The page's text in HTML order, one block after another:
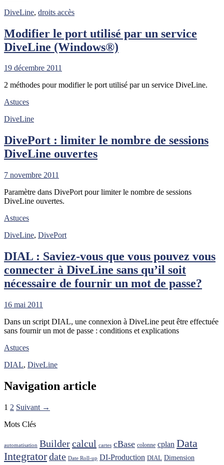
DiveLine, droits accès
Modifier le port utilisé par un service
DiveLine (Windows®)
19 décembre 2011
2 méthodes pour modifier le port utilisé par un service DiveLine.
Astuces
DiveLine
DivePort : limiter le nombre de sessions
DiveLine ouvertes
7 novembre 2011
Paramètre dans DivePort pour limiter le nombre de sessions
DiveLine ouvertes.
Astuces
DiveLine, DivePort
DIAL : Saviez-vous que vous pouvez vous
connecter à DiveLine sans qu’il soit
nécessaire de fournir un mot de passe?
16 mai 2011
Dans un script DIAL, une connexion à DiveLine peut être effectuée
sans fournir un mot de passe : conditions et explications
Astuces
DIAL, DiveLine
Navigation article
1 2 Suivant →
Mots Clés
automatisation Buildercalcul cartes cBase colonne cplan Data
Integratordate Date Roll-up DI-Production DIAL Dimension